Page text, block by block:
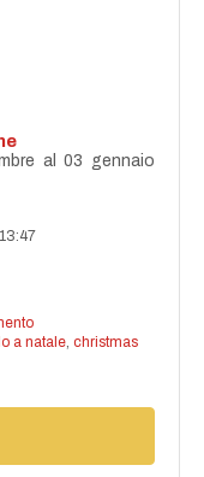
al 03 gennaio
a natale, christmas